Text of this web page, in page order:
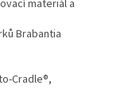
materiál a
Brabantia
Cradle®,